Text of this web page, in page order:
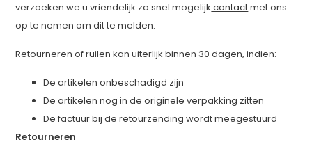
verzoeken we u vriendelijk zo snel mogelijk contactmet ons
op te nemen om dit te melden.
Retourneren of ruilen kan uiterlijk binnen 30 dagen, indien:
De artikelen onbeschadigd zijn
De artikelen nog in de originele verpakking zitten
De factuur bij de retourzending wordt meegestuurd
Retourneren